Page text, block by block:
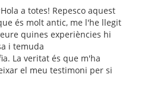
Hola a totes! Repesco aquest
és molt antic, me l'he llegit
quines experiències hi
i temuda
La veritat és que m'ha
el meu testimoni per si